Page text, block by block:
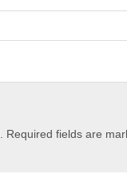
Required fields are